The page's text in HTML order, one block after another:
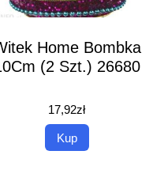
Home Bombka
(2 Szt.) 26680
17,92zł
Kup